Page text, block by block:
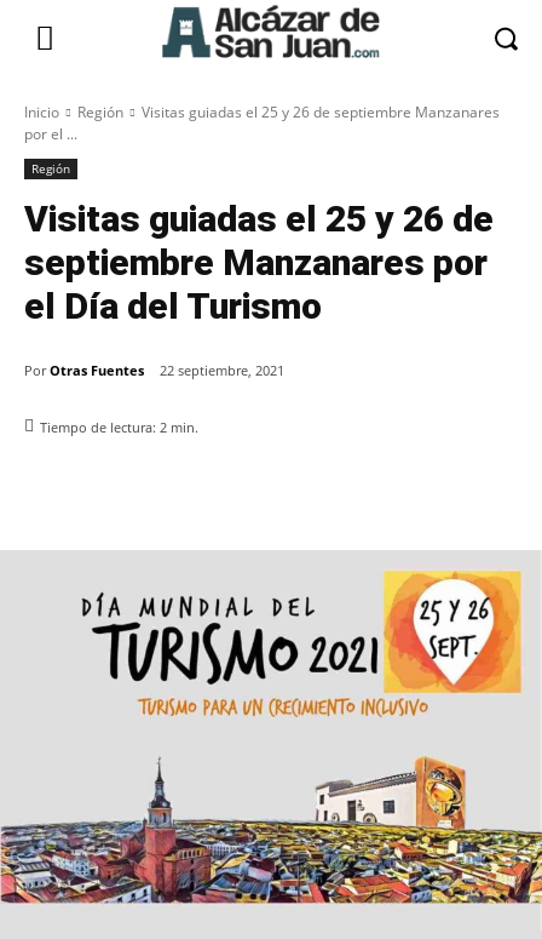
Inicio Región
Visitas guiadas el 25 y 26 de septiembre Manzanares
por el ...
Región
Visitas guiadas el 25 y 26 de
septiembre Manzanares por
el Día del Turismo
Por Otras Fuentes 22 septiembre, 2021
Tiempo de lectura: 2 min.